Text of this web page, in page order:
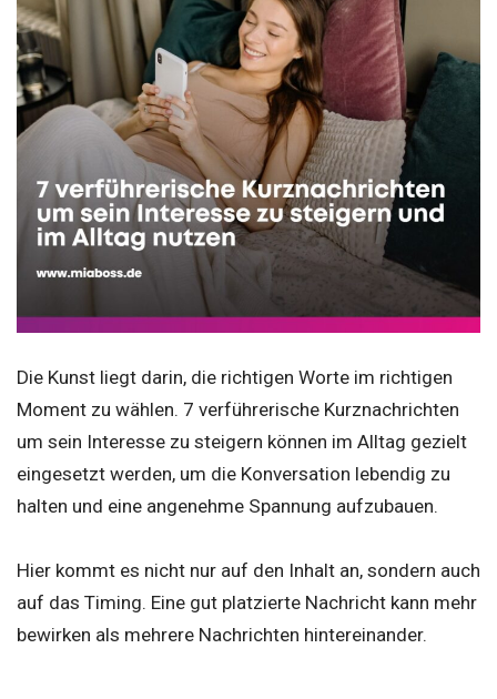
Die Kunst liegt darin, die richtigen Worte im richtigen
Moment zu wählen. 7 verführerische Kurznachrichten
um sein Interesse zu steigern können im Alltag gezielt
eingesetzt werden, um die Konversation lebendig zu
halten und eine angenehme Spannung aufzubauen.
Hier kommt es nicht nur auf den Inhalt an, sondern auch
auf das Timing. Eine gut platzierte Nachricht kann mehr
bewirken als mehrere Nachrichten hintereinander.